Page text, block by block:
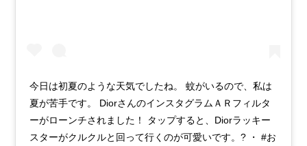
今日は初夏のような天気でしたね。 蚊がいるので、私は
夏が苦手です。 DiorさんのインスタグラムＡＲフィルタ
ーがローンチされました！ タップすると、Diorラッキー
スターがクルクルと回って行くのが可愛いです。? ・ #お